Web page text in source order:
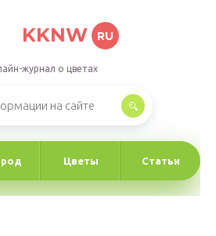
KKNW RU
журнал о цветах
Цветы Статьи